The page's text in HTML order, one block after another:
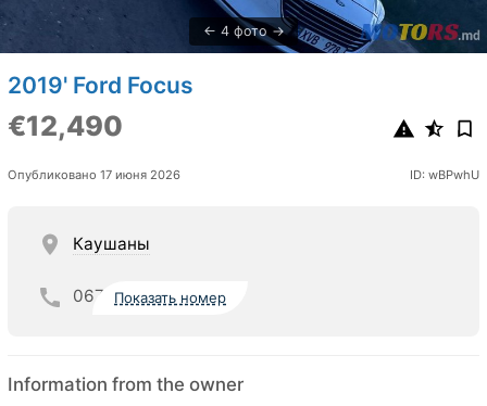
4 фото
2019' Ford Focus
€12,490
Опубликовано 17 июня 2026 ID: wBPwhU
Каушаны
067 Показать номер
Information from the owner